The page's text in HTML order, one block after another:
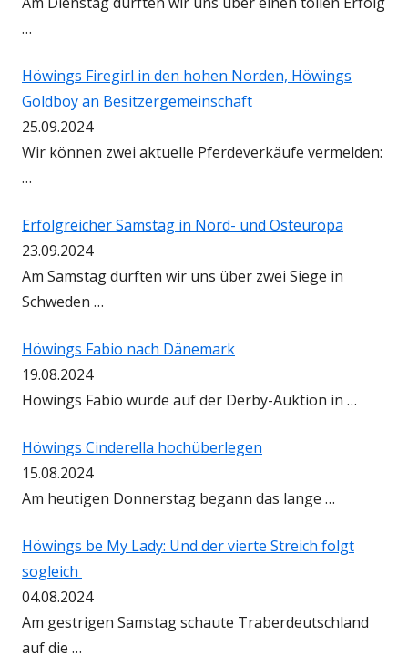
…
Höwings Firegirl in den hohen Norden, Höwings
Goldboy an Besitzergemeinschaft
25.09.2024
Wir können zwei aktuelle Pferdeverkäufe vermelden:
…
Erfolgreicher Samstag in Nord- und Osteuropa
23.09.2024
Am Samstag durften wir uns über zwei Siege in
Schweden …
Höwings Fabio nach Dänemark
19.08.2024
Höwings Fabio wurde auf der Derby-Auktion in …
Höwings Cinderella hochüberlegen
15.08.2024
Am heutigen Donnerstag begann das lange …
Höwings be My Lady: Und der vierte Streich folgt
sogleich
04.08.2024
Am gestrigen Samstag schaute Traberdeutschland
auf die …